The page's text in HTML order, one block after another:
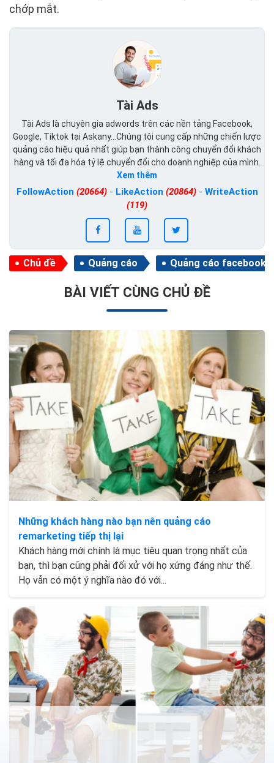
chớp mắt.
Tài Ads
Tài Ads là chuyên gia adwords trên các nền tảng Facebook,
Google, Tiktok tại Askany...Chúng tôi cung cấp những chiến lược
quảng cáo hiệu quả nhất giúp bạn thành công chuyển đổi khách
hàng và tối đa hóa tỷ lệ chuyển đổi cho doanh nghiệp của mình.
Xem thêm
FollowAction (20664)- LikeAction (20864)- WriteAction
(119)
Chủ đề Quảng cáo Quảng cáo facebook
BÀI VIẾT CÙNG CHỦ ĐỀ
Những khách hàng nào bạn nên quảng cáo
remarketing tiếp thị lại
Khách hàng mới chính là mục tiêu quan trọng nhất của
bạn, thì bạn cũng phải đối xử với họ xứng đáng như thế.
Họ vẫn có một ý nghĩa nào đó với...